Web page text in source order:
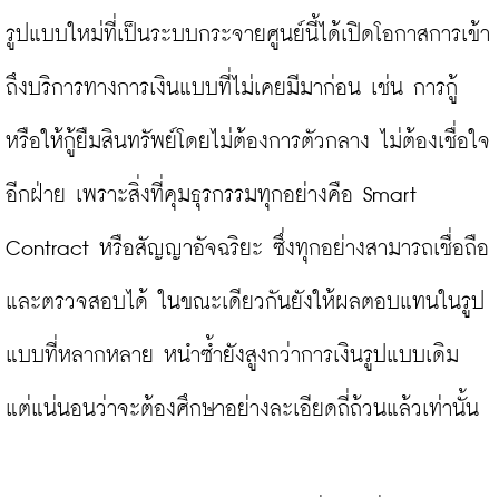
รูปแบบใหม่ที่เป็นระบบกระจายศูนย์นี้ได้เปิดโอกาสการเข้า
ถึงบริการทางการเงินแบบที่ไม่เคยมีมาก่อน เช่น การกู้
หรือให้กู้ยืมสินทรัพย์โดยไม่ต้องการตัวกลาง ไม่ต้องเชื่อใจ
อีกฝ่าย เพราะสิ่งที่คุมธุรกรรมทุกอย่างคือ Smart
Contract หรือสัญญาอัจฉริยะ ซึ่งทุกอย่างสามารถเชื่อถือ
และตรวจสอบได้ ในขณะเดียวกันยังให้ผลตอบแทนในรูป
แบบที่หลากหลาย หนำซ้ำยังสูงกว่าการเงินรูปแบบเดิม
แต่แน่นอนว่าจะต้องศึกษาอย่างละเอียดถี่ถ้วนแล้วเท่านั้น